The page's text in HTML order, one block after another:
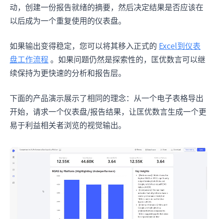
动，创建一份报告就绪的摘要，然后决定结果是否应该在
以后成为一个重复使用的仪表盘。
如果输出变得稳定，您可以将其移入正式的 Excel到仪表
盘工作流程 。如果问题仍然是探索性的，匡优数言可以继
续保持为更快速的分析和报告层。
下面的产品演示展示了相同的理念：从一个电子表格导出
开始，请求一个仪表盘/报告结果，让匡优数言生成一个更
易于利益相关者浏览的视觉输出。